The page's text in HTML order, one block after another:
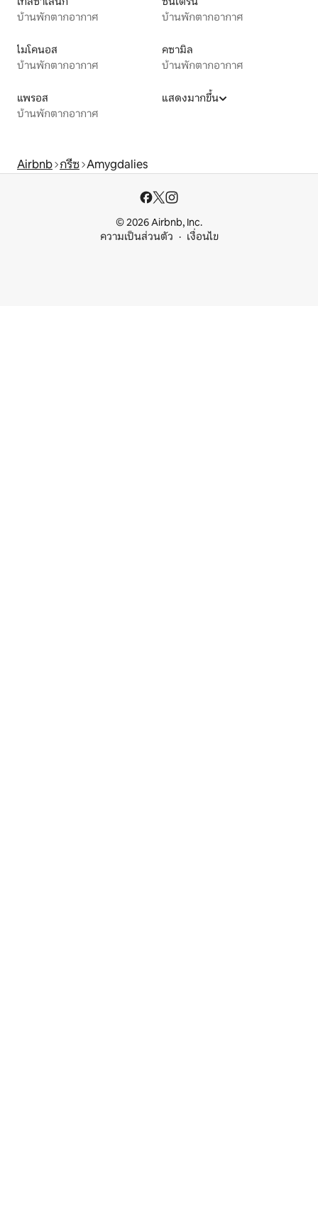
บ้านพักตากอากาศ
บ้านพักตากอากาศ
ไมโคนอส
บ้านพักตากอากาศ
คซามิล
บ้านพักตากอากาศ
แพรอส
บ้านพักตากอากาศ
แสดงมากขึ้น
Airbnb กรีซ Amygdalies
© 2026 Airbnb, Inc.
ความเป็นส่วนตัว
เงื่อนไข